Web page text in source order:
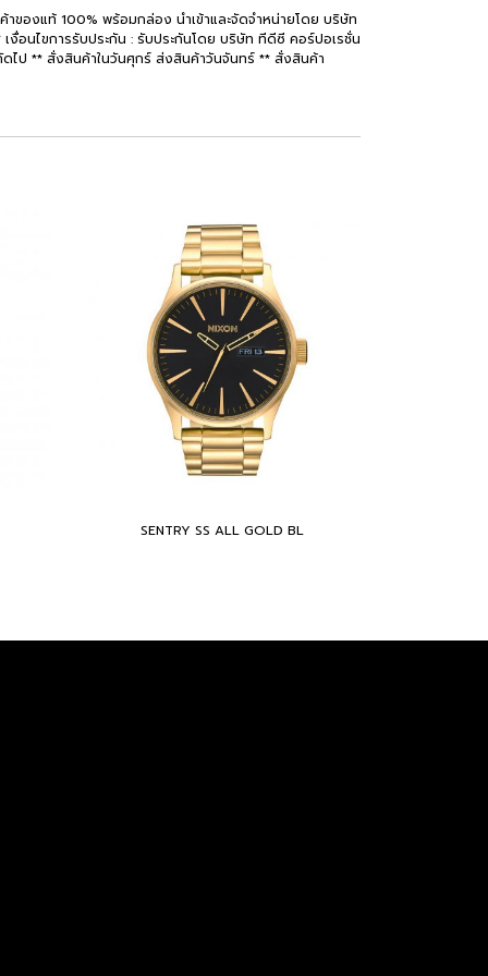
ของแท้ 100% พร้อมกล่อง นำเข้าและจัดจำหน่ายโดย บริษัท
งื่อนไขการรับประกัน : รับประกันโดย บริษัท ทีดีซี คอร์ปอเรชั่น
ไป ** สั่งสินค้าในวันศุกร์ ส่งสินค้าวันจันทร์ ** สั่งสินค้า
SENTRY SS ALL GOLD BL